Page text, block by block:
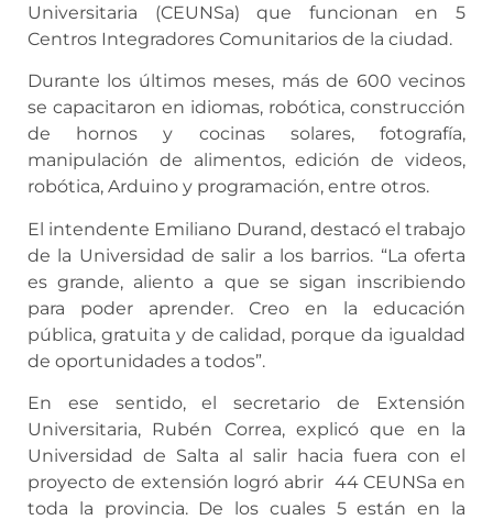
Universitaria (CEUNSa) que funcionan en 5
Centros Integradores Comunitarios de la ciudad.
Durante los últimos meses, más de 600 vecinos
se capacitaron en idiomas, robótica, construcción
de hornos y cocinas solares, fotografía,
manipulación de alimentos, edición de videos,
robótica, Arduino y programación, entre otros.
El intendente Emiliano Durand, destacó el trabajo
de la Universidad de salir a los barrios. “La oferta
es grande, aliento a que se sigan inscribiendo
para poder aprender. Creo en la educación
pública, gratuita y de calidad, porque da igualdad
de oportunidades a todos”.
En ese sentido, el secretario de Extensión
Universitaria, Rubén Correa, explicó que en la
Universidad de Salta al salir hacia fuera con el
proyecto de extensión logró abrir 44 CEUNSa en
toda la provincia. De los cuales 5 están en la